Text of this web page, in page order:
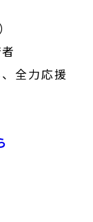
全力応援